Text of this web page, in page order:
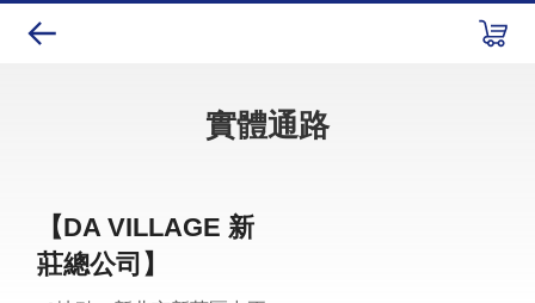
實體通路
【DA VILLAGE 新
莊總公司】